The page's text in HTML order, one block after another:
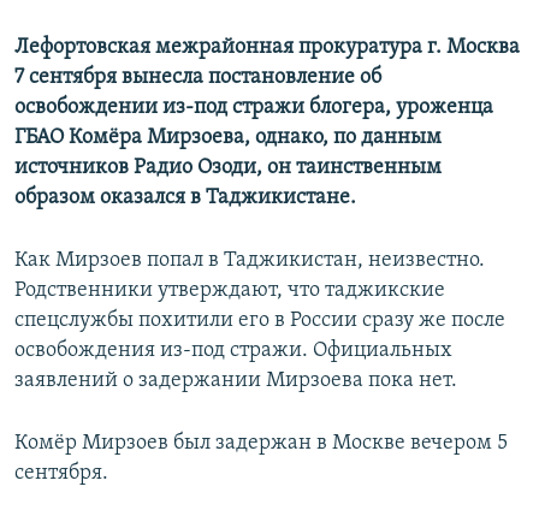
Лефортовская межрайонная прокуратура г. Москва
7 сентября вынесла постановление об
освобождении из-под стражи блогера, уроженца
ГБАО Комёра Мирзоева, однако, по данным
источников Радио Озоди, он таинственным
образом оказался в Таджикистане.
Как Мирзоев попал в Таджикистан, неизвестно.
Родственники утверждают, что таджикские
спецслужбы похитили его в России сразу же после
освобождения из-под стражи. Официальных
заявлений о задержании Мирзоева пока нет.
Комёр Мирзоев был задержан в Москве вечером 5
сентября.